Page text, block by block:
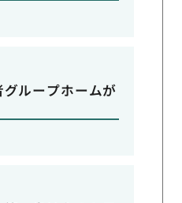
ループホームが